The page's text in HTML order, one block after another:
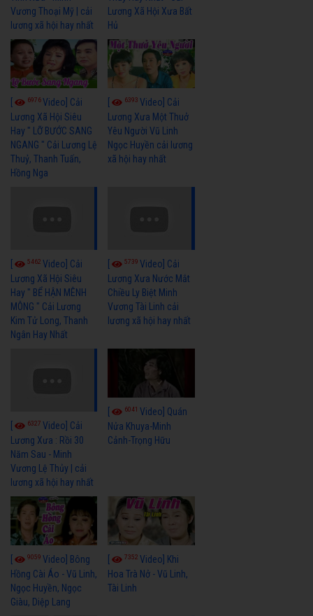
Vương Thoại Mỹ | cải
lương xã hội hay nhất
Lương Xã Hội Xưa Bất
Hủ
6976Video] Cải
Lương Xã Hội Siêu
Hay " LỠ BƯỚC SANG
NGANG " Cải Lương Lệ
Thuỷ, Thanh Tuấn,
Hồng Nga
6393Video] Cải
Lương Xưa Một Thuở
Yêu Người Vũ Linh
Ngọc Huyền cải lương
xã hội hay nhất
5462 Video] Cải
Lương Xã Hội Siêu
Hay " BỂ HẬN MÊNH
MÔNG " Cải Lương
Kim Tử Long, Thanh
Ngân Hay Nhất
5739Video] Cải
Lương Xưa Nước Mắt
Chiều Ly Biệt Minh
Vương Tài Linh cải
lương xã hội hay nhất
6327 Video] Cải
Lương Xưa : Rồi 30
Năm Sau - Minh
Vương Lệ Thủy | cải
lương xã hội hay nhất
6041Video] Quán
Nửa Khuya-Minh
Cảnh-Trọng Hữu
9059 Video] Bông
Hồng Cài Áo - Vũ Linh,
Ngọc Huyền, Ngọc
Giàu, Diệp Lang
7352Video] Khi
Hoa Trà Nở - Vũ Linh,
Tài Linh